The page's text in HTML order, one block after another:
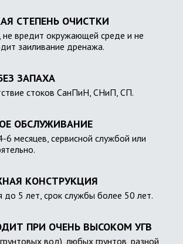
СТЕПЕНЬ ОЧИСТКИ
вредит окружающей среде и не
заиливание дренажа.
ЗАПАХА
стоков СанПиН, СНиП, СП.
ОБСЛУЖИВАНИЕ
6 месяцев, сервисной службой или
КОНСТРУКЦИЯ
до 5 лет, срок службы более 50 лет.
ПРИ ОЧЕНЬ ВЫСОКОМ УГВ
вод), любых грунтов, разной